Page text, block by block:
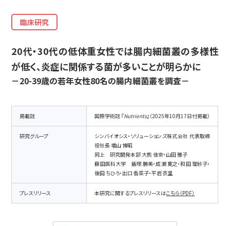
臨床研究
20代・30代の低体重女性では腸内細菌叢の多様性
が低く、炎症に関係する菌が多いことが明らかに
－20-39歳の若年女性80名の腸内細菌叢を調査－
掲載誌 国際学術誌 『Nutrients』（2025年10月17日付掲載）
研究グループ
シンバイオシス・ソリューションズ株式会社 代表取締
役社長 増山 博昭
同上 研究開発本部 大熊 佳奈・山田 雅子
藤田医科大学 飯塚 勝美・成瀬 寛之・和田 理紗子・
後田 ちひろ・出口 香菜子・平岩 衣里
プレスリリース 本研究に関するプレスリリースはこちら（PDF）
100万人の腸内健やかプロジェクト
研究成果・論文
SYMGRAM
健腸ナビ
医食品
受託検査・受託研究